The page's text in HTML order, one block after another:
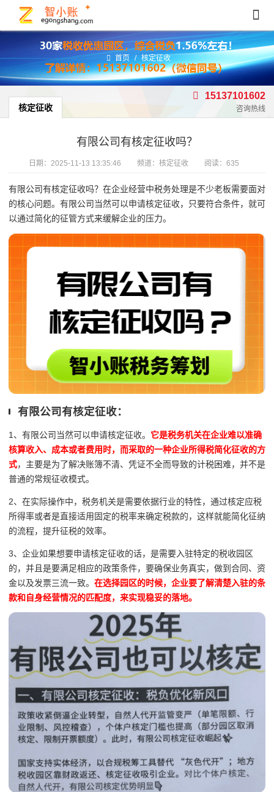
首页 / 核定征收
核定征收
15137101602
咨询热线
有限公司有核定征收吗？
日期： 2025-11-13 13:35:46 频道： 核定征收 阅读：635
有限公司有核定征收吗？在企业经营中税务处理是不少老板需要面对
的核心问题。有限公司当然可以申请核定征收，只要符合条件，就可
以通过简化的征管方式来缓解企业的压力。
有限公司有核定征收：
1、有限公司当然可以申请核定征收。 它是税务机关在企业难以准确
核算收入、成本或者费用时，而采取的一种企业所得税简化征收的方
式，主要是为了解决账簿不清、凭证不全而导致的计税困难，并不是
普通的常规征收模式。
2、在实际操作中，税务机关是需要依据行业的特性，通过核定应税
所得率或者是直接适用固定的税率来确定税款的，这样就能简化征纳
的流程，提升征税的效率。
3、企业如果想要申请核定征收的话，是需要入驻特定的税收园区
的，并且是要满足相应的政策条件，要确保业务真实，做到合同、资
金以及发票三流一致。 在选择园区的时候，企业要了解清楚入驻的条
款和自身经营情况的匹配度，来实现稳妥的落地。